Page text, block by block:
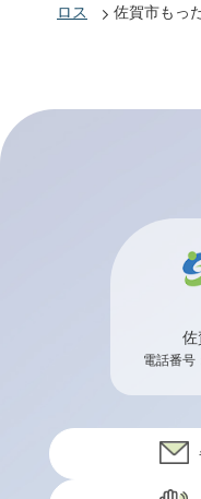
ロス
佐賀市もっ
佐
電話番号